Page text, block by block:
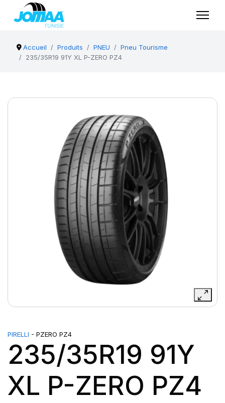
Accueil Produits PNEU
Pneu Tourisme
235/35R19 91Y XL P-ZERO PZ4
PIRELLI - PZERO PZ4
235/35R19 91Y
XL P-ZERO PZ4